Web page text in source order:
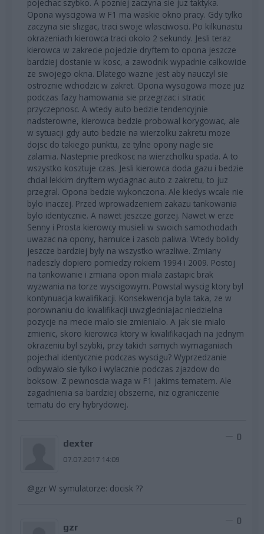
pojechac szybko. A pozniej zaczyna sie juz taktyka.
Opona wyscigowa w F1 ma waskie okno pracy. Gdy tylko
zaczyna sie slizgac, traci swoje wlasciwosci. Po kilkunastu
okrazeniach kierowca traci okolo 2 sekundy. Jesli teraz
kierowca w zakrecie pojedzie dryftem to opona jeszcze
bardziej dostanie w kosc, a zawodnik wypadnie calkowicie
ze swojego okna. Dlatego wazne jest aby nauczyl sie
ostroznie wchodzic w zakret. Opona wyscigowa moze juz
podczas fazy hamowania sie przegrzac i stracic
przyczepnosc. A wtedy auto bedzie tendencyjnie
nadsterowne, kierowca bedzie probowal korygowac, ale
w sytuacji gdy auto bedzie na wierzolku zakretu moze
dojsc do takiego punktu, ze tylne opony nagle sie
zalamia. Nastepnie predkosc na wierzcholku spada. A to
wszystko kosztuje czas. Jesli kierowca doda gazu i bedzie
chcial lekkim dryftem wyciagnac auto z zakretu, to juz
przegral. Opona bedzie wykonczona. Ale kiedys wcale nie
bylo inaczej. Przed wprowadzeniem zakazu tankowania
bylo identycznie. A nawet jeszcze gorzej. Nawet w erze
Senny i Prosta kierowcy musieli w swoich samochodach
uwazac na opony, hamulce i zasob paliwa. Wtedy bolidy
jeszcze bardziej byly na wszystko wrazliwe. Zmiany
nadeszly dopiero pomiedzy rokiem 1994 i 2009. Postoj
na tankowanie i zmiana opon miala zastapic brak
wyzwania na torze wyscigowym. Powstal wyscig ktory byl
kontynuacja kwalifikacji. Konsekwencja byla taka, ze w
porownaniu do kwalifikacji uwzgledniajac niedzielna
pozycje na mecie malo sie zmienialo. A jak sie mialo
zmienic, skoro kierowca ktory w kwalifikacjach na jednym
okrazeniu byl szybki, przy takich samych wymaganiach
pojechal identycznie podczas wyscigu? Wyprzedzanie
odbywalo sie tylko i wylacznie podczas zjazdow do
boksow. Z pewnoscia waga w F1 jakims tematem. Ale
zagadnienia sa bardziej obszerne, niz ograniczenie
tematu do ery hybrydowej.
dexter
07.07.2017 14:09
0
@gzr W symulatorze: docisk ??
gzr
0